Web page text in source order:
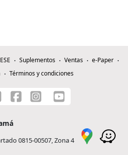
Suplementos Ventas
e-Paper
Términos y condiciones
0815-00507, Zona 4